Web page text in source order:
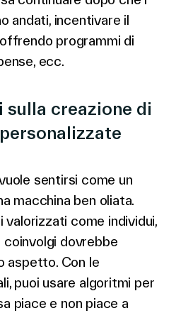
andati, incentivare il
programmi di
ecc.
sulla creazione di
sentirsi come un
macchina ben oliata.
valorizzati come individui,
coinvolgi dovrebbe
aspetto. Con le
puoi usare algoritmi per
piace e non piace a